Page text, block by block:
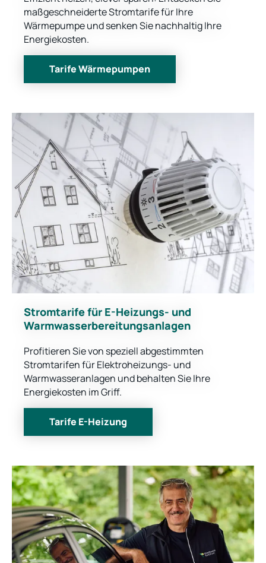
maßgeschneiderte Stromtarife für Ihre
Wärmepumpe und senken Sie nachhaltig Ihre
Energiekosten.
Tarife Wärmepumpen
Stromtarife für E-Heizungs- und
Warmwasserbereitungsanlagen
Profitieren Sie von speziell abgestimmten
Stromtarifen für Elektroheizungs- und
Warmwasseranlagen und behalten Sie Ihre
Energiekosten im Griff.
Tarife E-Heizung